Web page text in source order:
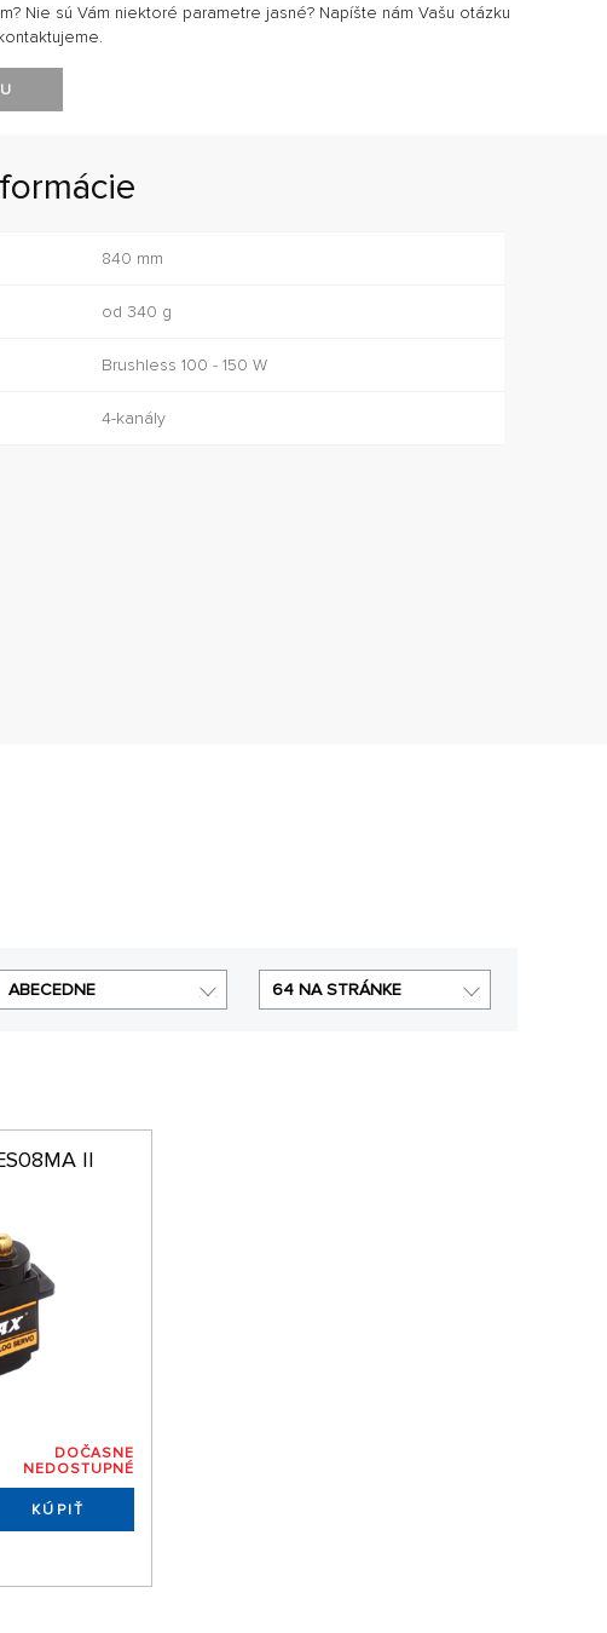
Nie sú Vám niektoré parametre jasné? Napíšte nám Vašu otázku
840 mm
od 340 g
Brushless 100 - 150 W
4-kanály
ABECEDNE 64 NA STRÁNKE
II
DOČASNE
NEDOSTUPNÉ
KÚPIŤ